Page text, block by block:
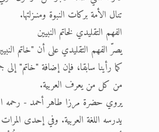
تنال الأمة بركات النبوة ومنـزلتها.
الفهم التقليدي لخاتم النبيين
يصرّ الفهم التقليدي على أن "خاتم
كما رأينا سابقا، فإن إضافة "خاتم"
من كل من يعرف العربية.
يروي حضرة مرزا طاهر أحمد - رحمه
يدرسه اللغة العربية. وفي إحدى